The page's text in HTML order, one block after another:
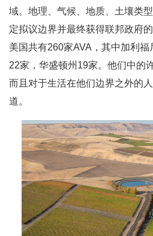
域。地理、气候、地质、土壤类
定拟议边界并最终获得联邦政府
美国共有260家AVA，其中加利福
22家，华盛顿州19家。他们中的
而且对于生活在他们边界之外的
道。